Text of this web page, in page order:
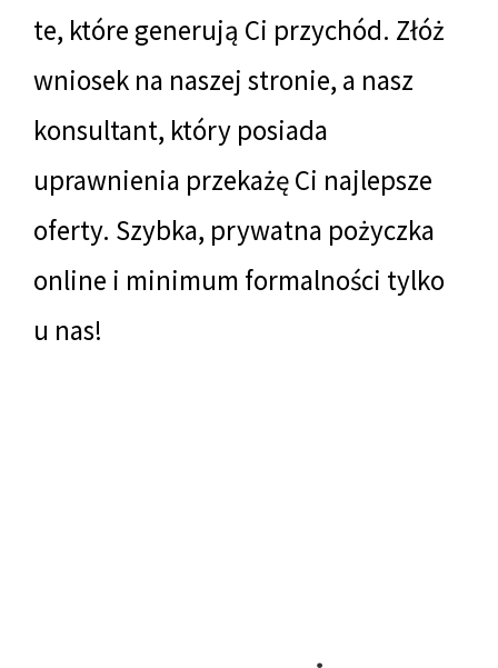
te, które generują Ci przychód. Złóż
wniosek na naszej stronie, a nasz
konsultant, który posiada
uprawnienia przekażę Ci najlepsze
oferty. Szybka, prywatna pożyczka
online i minimum formalności tylko
u nas!